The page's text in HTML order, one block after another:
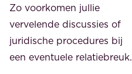
Zo voorkomen jullie
vervelende discussies of
juridische procedures bij
een eventuele relatiebreuk.